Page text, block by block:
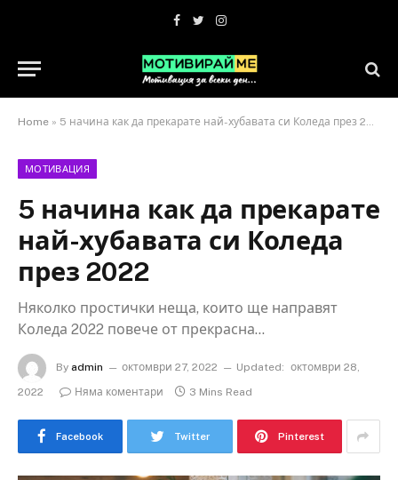
Facebook
TwitterInstagram
Home » 5 начина как да прекарате най-хубавата си Коледа през 2022
МОТИВАЦИЯ
5 начина как да прекарате
най-хубавата си Коледа
през 2022
Няколко простички неща, които ще направят
Коледа 2022 повече от прекрасна...
By admin октомври 27, 2022 Updated: октомври 28,
2022
Няма коментари 3 Mins Read
Facebook Twitter Pinterest